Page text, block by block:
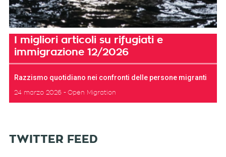
I migliori articoli su rifugiati e
immigrazione 12/2026
Razzismo quotidiano nei confronti delle persone migranti
24 marzo 2026 Open Migration
TWITTER FEED